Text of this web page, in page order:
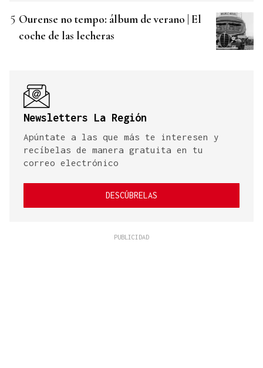
Ourense no tempo: álbum de verano | El
coche de las lecheras
Newsletters La Región
Apúntate a las que más te interesen y
recíbelas de manera gratuita en tu
correo electrónico
DESCÚBRELAS